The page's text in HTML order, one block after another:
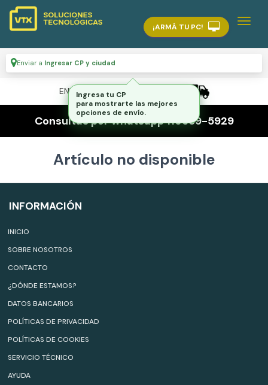
¡ARMÁ TU PC!
Enviar a Ingresar CP y ciudad
ENVÍO GRATIS A TODO EL PAÍS
Consultas por whatsapp 116559-5929
Artículo no disponible
INFORMACIÓN
INICIO
SOBRE NOSOTROS
CONTACTO
¿DÓNDE ESTAMOS?
DATOS BANCARIOS
POLÍTICAS DE PRIVACIDAD
POLÍTICAS DE COOKIES
SERVICIO TÉCNICO
AYUDA
Ingresa tu CP
para mostrarte las mejores
opciones de envío.